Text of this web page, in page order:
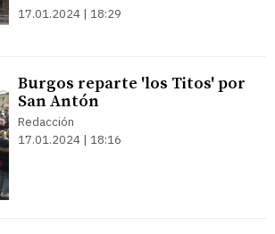
17.01.2024 | 18:29
Burgos reparte 'los Titos' por
San Antón
Redacción
17.01.2024 | 18:16